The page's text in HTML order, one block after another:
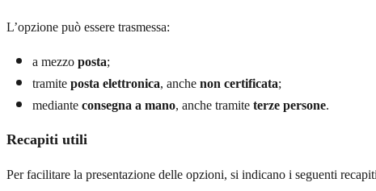
L’opzione può essere trasmessa:
a mezzo posta;
tramite posta elettronica, anche non certificata;
mediante consegna a mano, anche tramite terze persone.
Recapiti utili
Per facilitare la presentazione delle opzioni, si indicano i seguenti